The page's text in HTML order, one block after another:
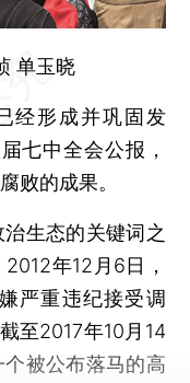
单玉晓
经形成并巩固发
七中全会公报，
败的成果。
生态的关键词之
年12月6日，
严重违纪接受调
至2017年10月14
被公布落马的高